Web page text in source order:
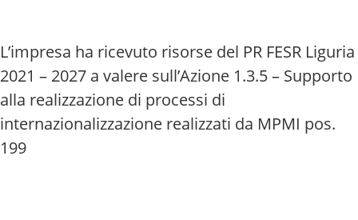
L’impresa ha ricevuto risorse del PR FESR Liguria
2021 – 2027 a valere sull’Azione 1.3.5 – Supporto
alla realizzazione di processi di
internazionalizzazione realizzati da MPMI pos.
199